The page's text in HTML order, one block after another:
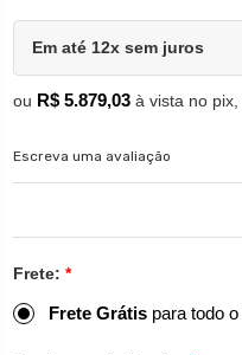
Em até 12x sem juros
ou R$ 5.879,03 à vista no
Escreva uma avaliação
Frete: *
Frete Grátis para todo